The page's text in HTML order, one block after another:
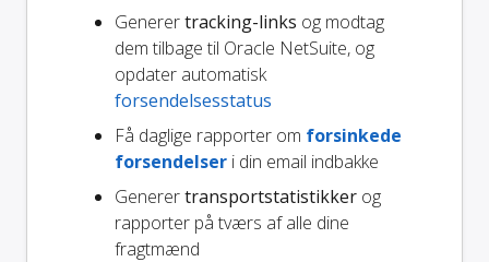
Generertracking-links og modtag
dem tilbage til Oracle NetSuite, og
opdater automatisk
forsendelsesstatus
Få daglige rapporter om forsinkede
forsendelser i din email indbakke
Generertransportstatistikker og
rapporter på tværs af alle dine
fragtmænd